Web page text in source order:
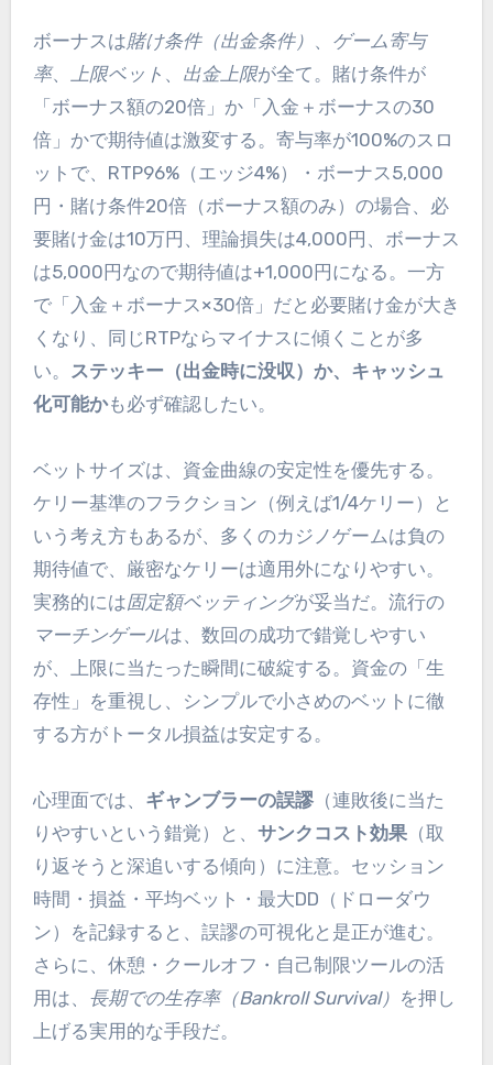
ボーナスは賭け条件（出金条件）
ゲーム寄与
率、 上限ベット 出金上限が全て。賭け条件が
「ボーナス額の20倍」か「入金＋ボーナスの30
倍」かで期待値は激変する。寄与率が100%のスロ
ットで、RTP96%（エッジ4%）・ボーナス5,000
円・賭け条件20倍（ボーナス額のみ）の場合、必
要賭け金は10万円、理論損失は4,000円、ボーナス
は5,000円なので期待値は+1,000円になる。一方
で「入金＋ボーナス×30倍」だと必要賭け金が大き
くなり、同じRTPならマイナスに傾くことが多
い。
ステッキー（出金時に没収）か、キャッシュ
化可能かも必ず確認したい。
ベットサイズは、資金曲線の安定性を優先する。
ケリー基準のフラクション（例えば1/4ケリー）と
いう考え方もあるが、多くのカジノゲームは負の
期待値で、厳密なケリーは適用外になりやすい。
実務的には固定額ベッティングが妥当だ。流行の
マーチンゲールは、数回の成功で錯覚しやすい
が、上限に当たった瞬間に破綻する。資金の「生
存性」を重視し、シンプルで小さめのベットに徹
する方がトータル損益は安定する。
心理面では、 ギャンブラーの誤謬（連敗後に当た
りやすいという錯覚）と、 サンクコスト効果（取
り返そうと深追いする傾向）に注意。セッション
時間・損益・平均ベット・最大DD（ドローダウ
ン）を記録すると、誤謬の可視化と是正が進む。
さらに、休憩・クールオフ・自己制限ツールの活
用は、 長期での生存率（Bankroll Survival） を押し
上げる実用的な手段だ。